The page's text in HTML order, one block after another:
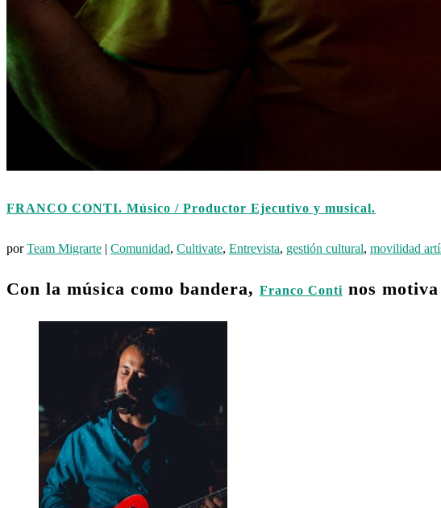
FRANCO CONTI. Músico / Productor Ejecutivo y musical.
porTeam Migrarte | Comunidad, Cultivate, Entrevista, gestión cultural, movilidad
Con la música como bandera, Franco Conti nos